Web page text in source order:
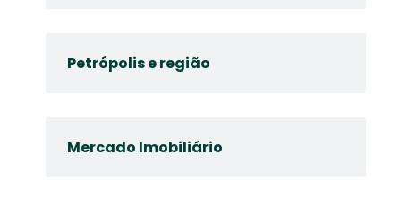
Petrópolis e região
Mercado Imobiliário